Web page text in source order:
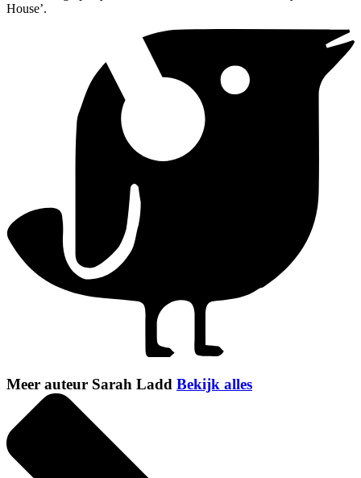
House’.
Meer auteur Sarah Ladd Bekijk alles